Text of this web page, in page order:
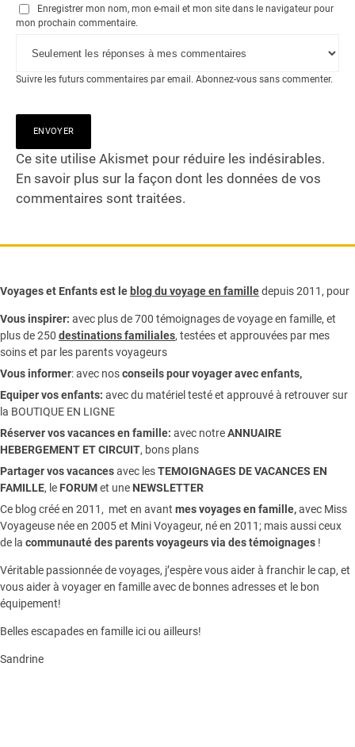
Enregistrer mon nom, mon e-mail et mon site dans le navigateur pour
mon prochain commentaire.
Suivre les futurs commentaires par email. Abonnez-vous sans commenter.
Ce site utilise Akismet pour réduire les indésirables.
En savoir plus sur la façon dont les données de vos
commentaires sont traitées.
Voyages et Enfants est le blog du voyage en familledepuis 2011, pour
Vous inspirer: avec plus de 700 témoignages devoyage en famille, et
plus de 250 destinations familiales, testées et approuvées par mes
soins et par les parents voyageurs
Vous informer:avec nosconseils pour voyager avec enfants,
Equiper vos enfants: avec du matériel testé et approuvé à retrouver sur
la BOUTIQUE EN LIGNE
Réserver vos vacances en famille: avec notreANNUAIRE
HEBERGEMENT ET CIRCUIT, bons plans
Partager vos vacancesavec lesTEMOIGNAGES DE VACANCES EN
FAMILLE, le FORUMet une NEWSLETTER
Ce blog créé en 2011, met en avant mes voyages en famille,avec Miss
Voyageuse née en 2005 et Mini Voyageur, né en 2011; mais aussi ceux
de la communauté des parents voyageurs via des témoignages !
Véritable passionnée de voyages, j’espère vous aider à franchir le cap, et
vous aider à voyager en famille avec de bonnes adresses et le bon
équipement!
Belles escapades en famille ici ou ailleurs!
Sandrine